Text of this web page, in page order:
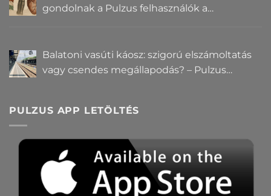
gondolnak a Pulzus felhasználók a
Balatoni vasúti káosz: szigorú elszámoltatás
vagy csendes megállapodás? – Pulzus
PULZUS APP LETÖLTÉS